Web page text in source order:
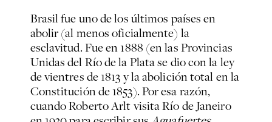
Brasil fue uno de los últimos países en
abolir (al menos oficialmente) la
esclavitud. Fue en 1888 (en las Provincias
Unidas del Río de la Plata se dio con la ley
de vientres de 1813 y la abolición total en la
Constitución de 1853). Por esa razón,
cuando Roberto Arlt visita Río de Janeiro